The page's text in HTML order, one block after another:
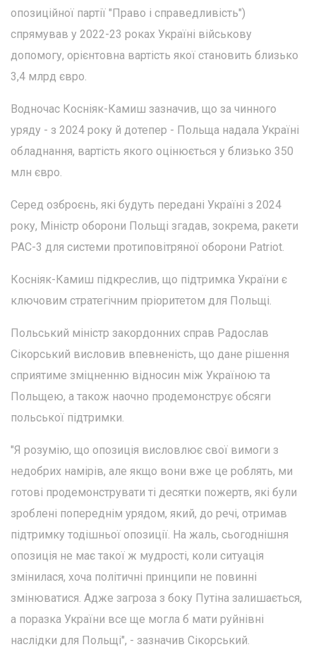
опозиційної партії "Право і справедливість")
спрямував у 2022-23 роках Україні військову
допомогу, орієнтовна вартість якої становить близько
3,4 млрд євро.
Водночас Косніяк-Камиш зазначив, що за чинного
уряду - з 2024 року й дотепер - Польща надала Україні
обладнання, вартість якого оцінюється у близько 350
млн євро.
Серед озброєнь, які будуть передані Україні з 2024
року, Міністр оборони Польщі згадав, зокрема, ракети
PAC-3 для системи протиповітряної оборони Patriot.
Косніяк-Камиш підкреслив, що підтримка України є
ключовим стратегічним пріоритетом для Польщі.
Польський міністр закордонних справ Радослав
Сікорський висловив впевненість, що дане рішення
сприятиме зміцненню відносин між Україною та
Польщею, а також наочно продемонструє обсяги
польської підтримки.
"Я розумію, що опозиція висловлює свої вимоги з
недобрих намірів, але якщо вони вже це роблять, ми
готові продемонструвати ті десятки пожертв, які були
зроблені попереднім урядом, який, до речі, отримав
підтримку тодішньої опозиції. На жаль, сьогоднішня
опозиція не має такої ж мудрості, коли ситуація
змінилася, хоча політичні принципи не повинні
змінюватися. Адже загроза з боку Путіна залишається,
а поразка України все ще могла б мати руйнівні
наслідки для Польщі", - зазначив Сікорський.